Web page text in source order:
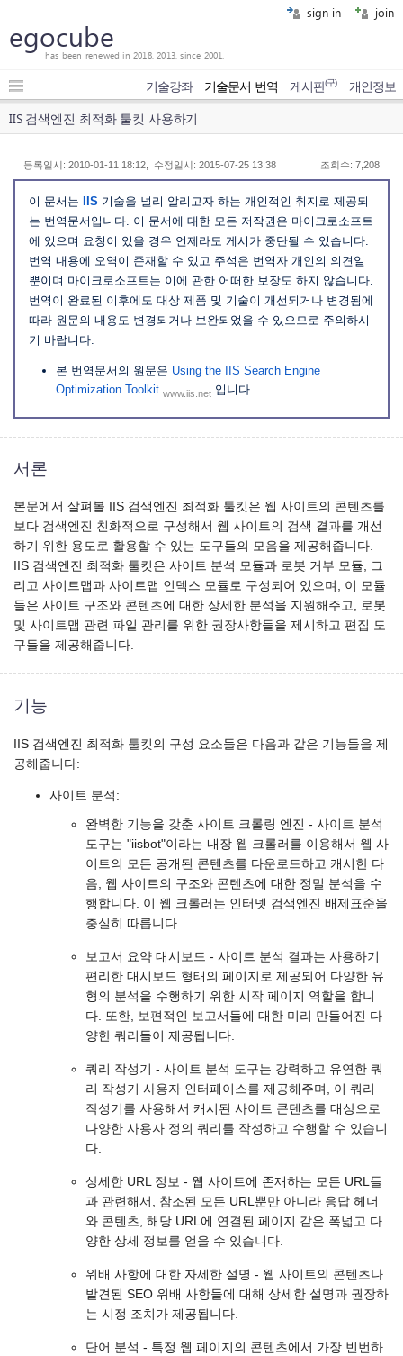
sign in join
egocube
has been renewed in 2018, 2013, since 2001.
기술강좌 기술문서 번역 게시판(구) 개인정보
IIS 검색엔진 최적화 툴킷 사용하기
등록일시: 2010-01-11 18:12, 수정일시: 2015-07-25 13:38 조회수: 7,208
이 문서는 IIS 기술을 널리 알리고자 하는 개인적인 취지로 제공되
는 번역문서입니다. 이 문서에 대한 모든 저작권은 마이크로소프트
에 있으며 요청이 있을 경우 언제라도 게시가 중단될 수 있습니다.
번역 내용에 오역이 존재할 수 있고 주석은 번역자 개인의 의견일
뿐이며 마이크로소프트는 이에 관한 어떠한 보장도 하지 않습니다.
번역이 완료된 이후에도 대상 제품 및 기술이 개선되거나 변경됨에
따라 원문의 내용도 변경되거나 보완되었을 수 있으므로 주의하시
기 바랍니다.
본 번역문서의 원문은 Using the IIS Search Engine
Optimization Toolkit www.iis.net 입니다.
서론
본문에서 살펴볼 IIS 검색엔진 최적화 툴킷은 웹 사이트의 콘텐츠를
보다 검색엔진 친화적으로 구성해서 웹 사이트의 검색 결과를 개선
하기 위한 용도로 활용할 수 있는 도구들의 모음을 제공해줍니다.
IIS 검색엔진 최적화 툴킷은 사이트 분석 모듈과 로봇 거부 모듈, 그
리고 사이트맵과 사이트맵 인덱스 모듈로 구성되어 있으며, 이 모듈
들은 사이트 구조와 콘텐츠에 대한 상세한 분석을 지원해주고, 로봇
및 사이트맵 관련 파일 관리를 위한 권장사항들을 제시하고 편집 도
구들을 제공해줍니다.
기능
IIS 검색엔진 최적화 툴킷의 구성 요소들은 다음과 같은 기능들을 제
공해줍니다:
사이트 분석:
완벽한 기능을 갖춘 사이트 크롤링 엔진 - 사이트 분석
도구는 "iisbot"이라는 내장 웹 크롤러를 이용해서 웹 사
이트의 모든 공개된 콘텐츠를 다운로드하고 캐시한 다
음, 웹 사이트의 구조와 콘텐츠에 대한 정밀 분석을 수
행합니다. 이 웹 크롤러는 인터넷 검색엔진 배제표준을
충실히 따릅니다.
보고서 요약 대시보드 - 사이트 분석 결과는 사용하기
편리한 대시보드 형태의 페이지로 제공되어 다양한 유
형의 분석을 수행하기 위한 시작 페이지 역할을 합니
다. 또한, 보편적인 보고서들에 대한 미리 만들어진 다
양한 쿼리들이 제공됩니다.
쿼리 작성기 - 사이트 분석 도구는 강력하고 유연한 쿼
리 작성기 사용자 인터페이스를 제공해주며, 이 쿼리
작성기를 사용해서 캐시된 사이트 콘텐츠를 대상으로
다양한 사용자 정의 쿼리를 작성하고 수행할 수 있습니
다.
상세한 URL 정보 - 웹 사이트에 존재하는 모든 URL들
과 관련해서, 참조된 모든 URL뿐만 아니라 응답 헤더
와 콘텐츠, 해당 URL에 연결된 페이지 같은 폭넓고 다
양한 상세 정보를 얻을 수 있습니다.
위배 사항에 대한 자세한 설명 - 웹 사이트의 콘텐츠나
발견된 SEO 위배 사항들에 대해 상세한 설명과 권장하
는 시정 조치가 제공됩니다.
단어 분석 - 특정 웹 페이지의 콘텐츠에서 가장 빈번하